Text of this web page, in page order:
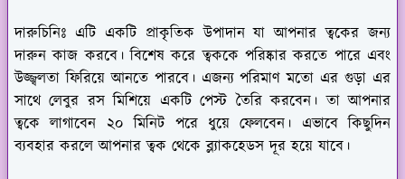
দারুচিনিঃ এটি একটি প্রাকৃতিক উপাদান যা আপনার ত্বকের জন্য
দারুন কাজ করবে। বিশেষ করে ত্বককে পরিষ্কার করতে পারে এবং
উজ্জ্বলতা ফিরিয়ে আনতে পারবে। এজন্য পরিমাণ মতো এর গুড়া এর
সাথে লেবুর রস মিশিয়ে একটি পেস্ট তৈরি করবেন। তা আপনার
ত্বকে লাগাবেন ২০ মিনিট পরে ধুয়ে ফেলবেন। এভাবে কিছুদিন
ব্যবহার করলে আপনার ত্বক থেকে ব্ল্যাকহেডস দূর হয়ে যাবে।